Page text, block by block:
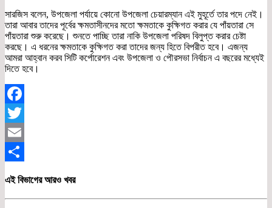
সারজিস বলেন, উপজেলা পর্যায়ে কোনো উপজেলা চেয়ারম্যান এই মুহূর্তে তার পদে নেই।
তারা আবার তাদের পূর্বের ক্ষমতাসীনদের মতো ক্ষমতাকে কুক্ষিগত করার যে পাঁয়তারা সে
পাঁয়তারা শুরু করেছে। শুনতে পাচ্ছি তারা নাকি উপজেলা পরিষদ বিলুপ্ত করার চেষ্টা
করছে। এ ধরনের ক্ষমতাকে কুক্ষিগত করা তাদের জন্য হিতে বিপরীত হবে। এজন্য
আমরা আহ্বান করব সিটি কর্পোরেশন এবং উপজেলা ও পৌরসভা নির্বাচন এ বছরের মধ্যেই
দিতে হবে।
Facebook
Twitter
Email
এই বিভাগের আরও খবর